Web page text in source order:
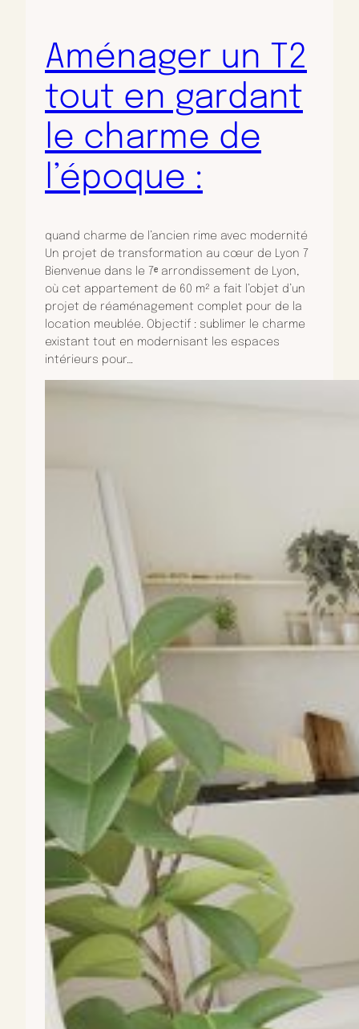
Aménager un T2
tout en gardant
le charme de
l’époque :
quand charme de l’ancien rime avec modernité
Un projet de transformation au cœur de Lyon 7
Bienvenue dans le 7ᵉ arrondissement de Lyon,
où cet appartement de 60 m² a fait l’objet d’un
projet de réaménagement complet pour de la
location meublée. Objectif : sublimer le charme
existant tout en modernisant les espaces
intérieurs pour…